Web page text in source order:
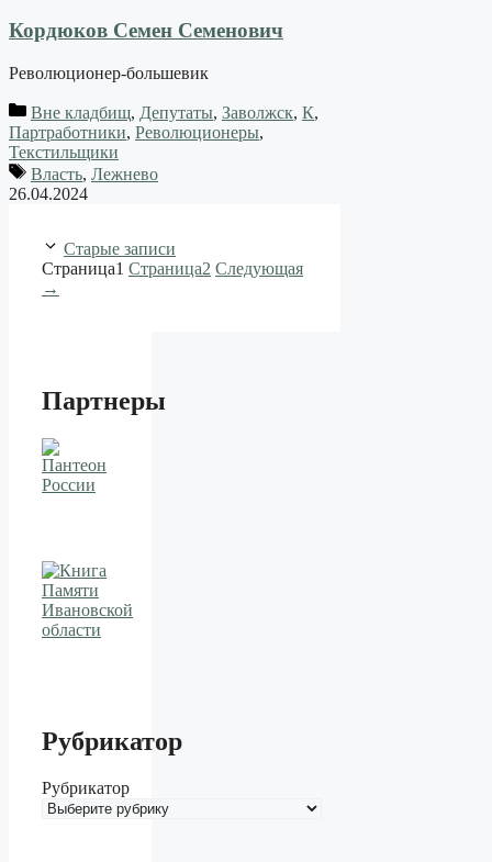
Кордюков Семен Семенович
Революционер-большевик
Вне кладбищ, Депутаты, Заволжск, К,
Партработники, Революционеры,
Текстильщики
Власть, Лежнево
26.04.2024
Старые записи
Страница1 Страница2 Следующая
→
Партнеры
Рубрикатор
Рубрикатор